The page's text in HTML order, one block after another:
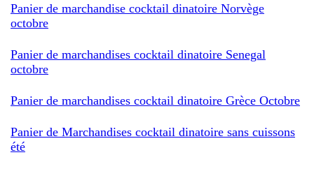
Panier de marchandise cocktail dinatoire Norvège
octobre
Panier de marchandises cocktail dinatoire Senegal
octobre
Panier de marchandises cocktail dinatoire Grèce Octobre
Panier de Marchandises cocktail dinatoire sans cuissons
été